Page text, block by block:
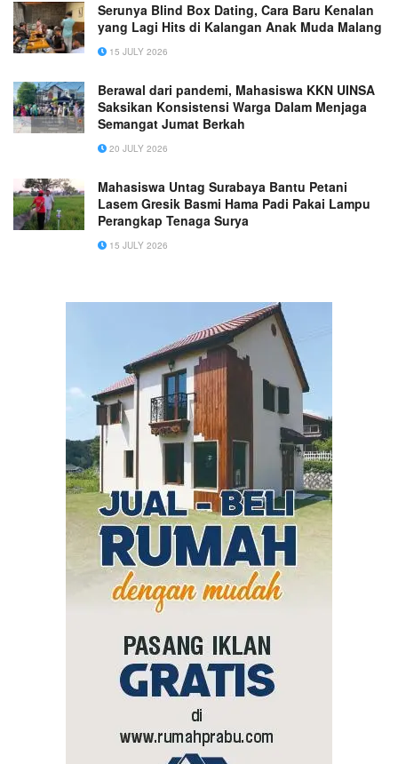
Serunya Blind Box Dating, Cara Baru Kenalan
yang Lagi Hits di Kalangan Anak Muda Malang
15 JULY 2026
Berawal dari pandemi, Mahasiswa KKN UINSA
Saksikan Konsistensi Warga Dalam Menjaga
Semangat Jumat Berkah
20 JULY 2026
Mahasiswa Untag Surabaya Bantu Petani
Lasem Gresik Basmi Hama Padi Pakai Lampu
Perangkap Tenaga Surya
15 JULY 2026